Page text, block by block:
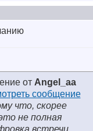
от Angel_aa
что, скорее
не полная
встречи